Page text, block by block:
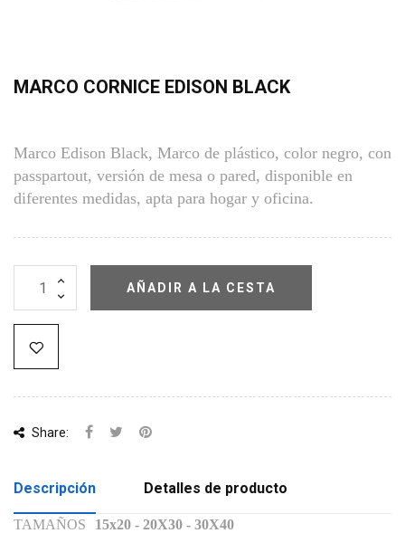
MARCO CORNICE EDISON BLACK
Marco Edison Black, Marco de plástico, color negro, con
passpartout, versión de mesa o pared, disponible en
diferentes medidas, apta para hogar y oficina.
AÑADIR A LA CESTA
Share:
Descripción Detalles de producto
TAMAÑOS
15x20 - 20X30 - 30X40